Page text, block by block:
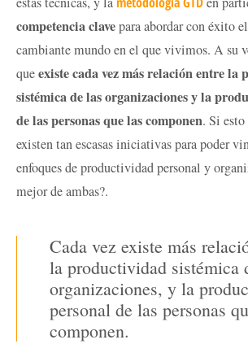
competencia clavepara abordar con éxito
cambiante mundo en el que vivimos. A su
queexiste cada vez más relación entre
sistémica de las organizaciones y la
de las personas que las componen. Si esto
existen tan escasas iniciativas para poder
enfoques de productividad personal y
mejor de ambas?.
Cada vez existe más
la productividad sistémica
organizaciones, y la
personal de las personas
componen.